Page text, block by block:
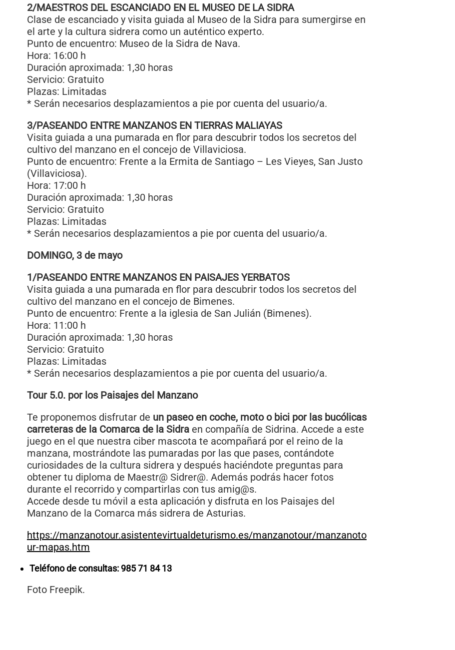
2/MAESTROS DEL ESCANCIADO EN EL MUSEO DE LA SIDRA
Clase de escanciado y visita guiada al Museo de la Sidra para sumergirse en
el arte y la cultura sidrera como un auténtico experto.
Punto de encuentro: Museo de la Sidra de Nava.
Hora: 16:00 h
Duración aproximada: 1,30 horas
Servicio: Gratuito
Plazas: Limitadas
* Serán necesarios desplazamientos a pie por cuenta del usuario/a.
3/PASEANDO ENTRE MANZANOS EN TIERRAS MALIAYAS
Visita guiada a una pumarada en flor para descubrir todos los secretos del
cultivo del manzano en el concejo de Villaviciosa.
Punto de encuentro: Frente a la Ermita de Santiago – Les Vieyes, San Justo
(Villaviciosa).
Hora: 17:00 h
Duración aproximada: 1,30 horas
Servicio: Gratuito
Plazas: Limitadas
* Serán necesarios desplazamientos a pie por cuenta del usuario/a.
DOMINGO, 3 de mayo
1/PASEANDO ENTRE MANZANOS EN PAISAJES YERBATOS
Visita guiada a una pumarada en flor para descubrir todos los secretos del
cultivo del manzano en el concejo de Bimenes.
Punto de encuentro: Frente a la iglesia de San Julián (Bimenes).
Hora: 11:00 h
Duración aproximada: 1,30 horas
Servicio: Gratuito
Plazas: Limitadas
* Serán necesarios desplazamientos a pie por cuenta del usuario/a.
Tour 5.0. por los Paisajes del Manzano
Te proponemos disfrutar de un paseo en coche, moto o bici por las bucólicas
carreteras de la Comarca de la Sidra en compañía de Sidrina. Accede a este
juego en el que nuestra ciber mascota te acompañará por el reino de la
manzana, mostrándote las pumaradas por las que pases, contándote
curiosidades de la cultura sidrera y después haciéndote preguntas para
obtener tu diploma de Maestr@ Sidrer@. Además podrás hacer fotos
durante el recorrido y compartirlas con tus amig@s.
Accede desde tu móvil a esta aplicación y disfruta en los Paisajes del
Manzano de la Comarca más sidrera de Asturias.
https://manzanotour.asistentevirtualdeturismo.es/manzanotour/manzanoto
ur-mapas.htm
Teléfono de consultas: 985 71 84 13
Foto Freepik.